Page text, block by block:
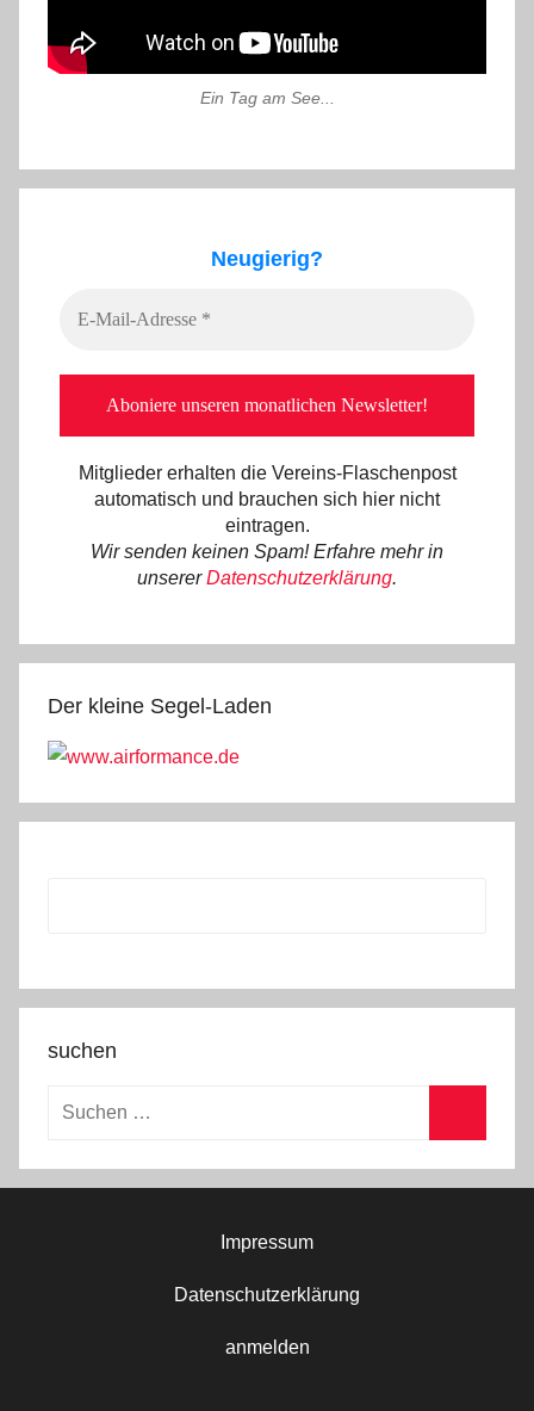
Ein Tag am See...
Neugierig?
Mitglieder erhalten die Vereins-Flaschenpost
automatisch und brauchen sich hier nicht
eintragen.
Wir senden keinen Spam! Erfahre mehr in
unsererDatenschutzerklärung.
Der kleine Segel-Laden
suchen
Suchen
Impressum
Datenschutzerklärung
anmelden